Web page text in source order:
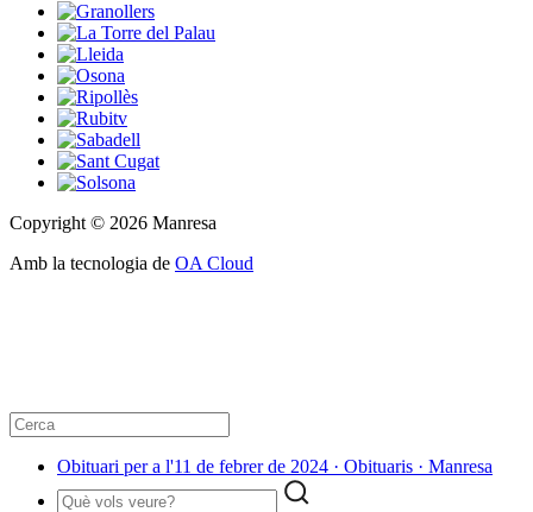
Copyright © 2026 Manresa
Amb la tecnologia de OA Cloud
Obituari per a l'11 de febrer de 2024 · Obituaris · Manresa